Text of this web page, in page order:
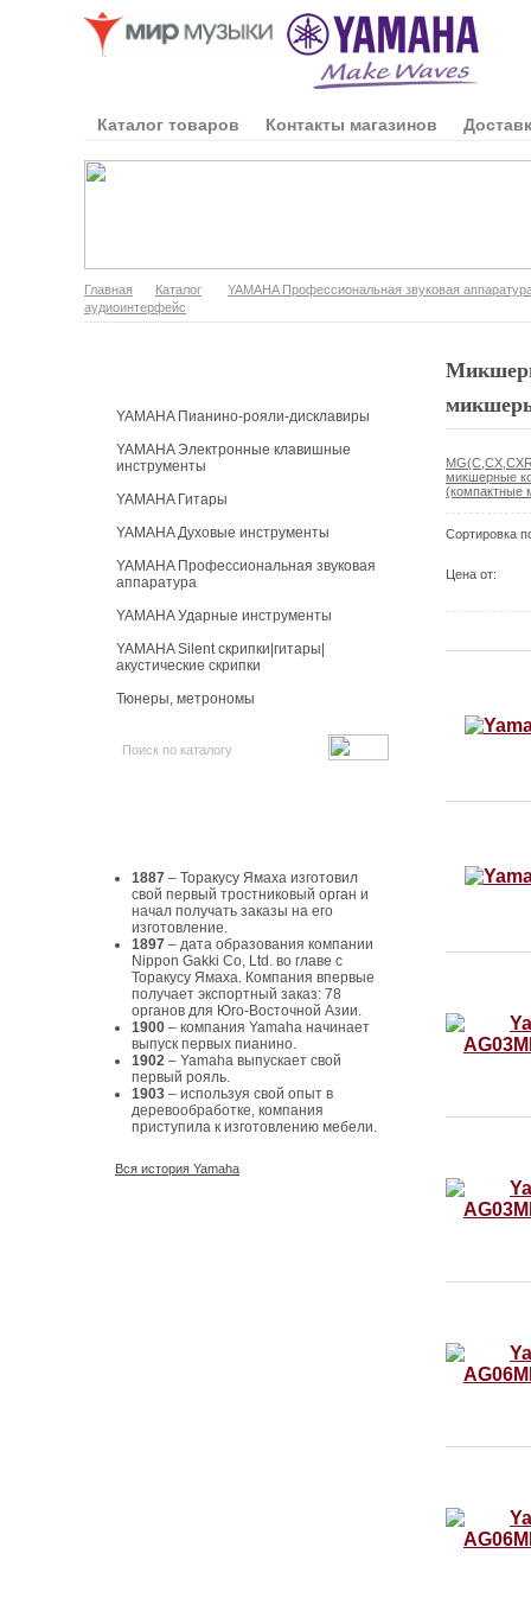
Каталог товаров Контакты магазинов
Главная Каталог
YAMAHA Профессиональная звуковая
аудиоинтерфейс
YAMAHA Пианино-рояли-дисклавиры
YAMAHA Электронные клавишные
инструменты
YAMAHA Гитары
YAMAHA Духовые инструменты
YAMAHA Профессиональная звуковая
аппаратура
YAMAHA Ударные инструменты
YAMAHA Silent скрипки|гитары|
акустические скрипки
Тюнеры, метрономы
1887 – Торакусу Ямаха изготовил
свой первый тростниковый орган и
начал получать заказы на его
изготовление.
1897 – дата образования компании
Nippon Gakki Co, Ltd. во главе с
Торакусу Ямаха. Компания впервые
получает экспортный заказ: 78
органов для Юго-Восточной Азии.
1900 – компания Yamaha начинает
выпуск первых пианино.
1902 – Yamaha выпускает свой
первый рояль.
1903 – используя свой опыт в
деревообработке, компания
приступила к изготовлению мебели.
Вся история Yamaha
микшерные
(компактные
Сортировка
Цена от: